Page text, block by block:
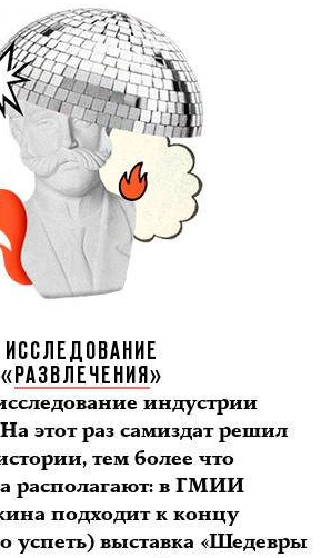
ИССЛЕДОВАНИЕ
« РАЗВЛЕЧЕНИЯ »
индустрии
этот раз самиздат решил
тем более что
располагают: в ГМИИ
подходит к концу
успеть) выставка «Шедевры